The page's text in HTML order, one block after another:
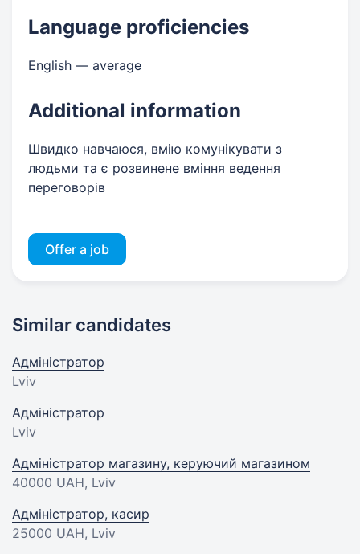
Language proficiencies
English — average
Additional information
Швидко навчаюся, вмію комунікувати з
людьми та є розвинене вміння ведення
переговорів
Offer a job
Similar candidates
Адміністратор
Lviv
Адміністратор
Lviv
Адміністратор магазину, керуючий магазином
40000 UAH, Lviv
Адміністратор, касир
25000 UAH, Lviv